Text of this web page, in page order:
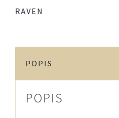
RAVEN
POPIS
POPIS